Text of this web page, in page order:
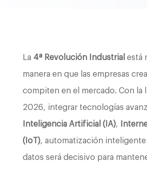
La 4ª Revolución Industrial está
manera en que las empresas
compiten en el mercado. Con la
2026, integrar tecnologías
Inteligencia Artificial (IA),
(IoT), automatización inteligente
datos será decisivo para